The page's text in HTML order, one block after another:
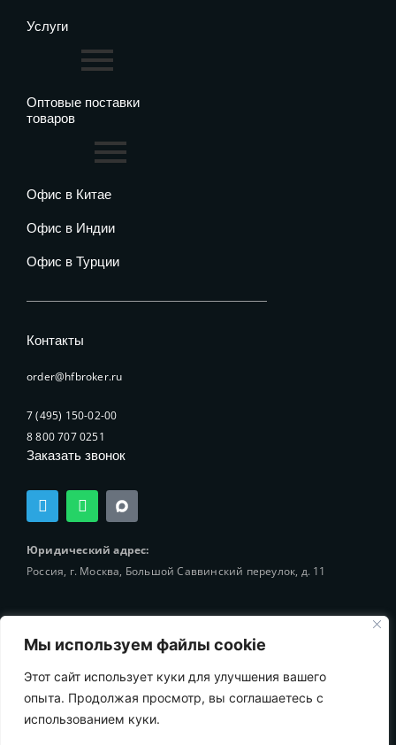
Мы используем файлы cookie
Этот сайт использует куки для улучшения вашего
опыта. Продолжая просмотр, вы соглашаетесь с
использованием куки.
Услуги
Оптовые поставки
товаров
Офис в Китае
Офис в Индии
Офис в Турции
Контакты
order@hfbroker.ru
7 (495) 150-02-00
8 800 707 0251
Заказать звонок
T
e
l
e
g
r
W
h
a
t
s
a
Юридический адрес:
Россия, г. Москва, Большой Саввинский переулок, д. 11
© 2002-2025 Holding-Finance Broker